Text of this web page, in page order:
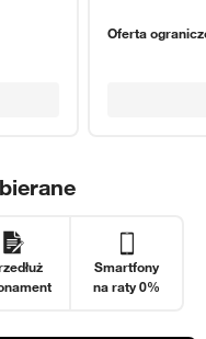
Smartfony
na raty 0%
Oferta